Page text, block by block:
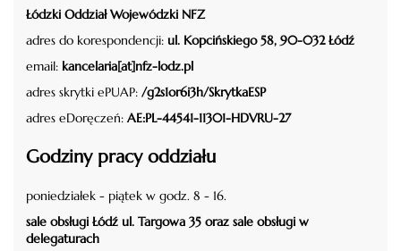
Łódzki Oddział Wojewódzki NFZ
adres do korespondencji: ul. Kopcińskiego 58, 90-032 Łódź
email: kancelaria[at]nfz-lodz.pl
adres skrytki ePUAP: /g2s1or6i3h/SkrytkaESP
adres eDoręczeń: AE:PL-44541-11301-HDVRU-27
Godziny pracy oddziału
poniedziałek - piątek w godz. 8 - 16.
sale obsługi Łódź ul. Targowa 35 oraz sale obsługi w
delegaturach